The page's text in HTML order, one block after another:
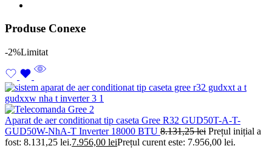
Produse Conexe
-2%Limitat
Aparat de aer conditionat tip caseta Gree R32 GUD50T-A-T-
GUD50W-NhA-T Inverter 18000 BTU 8.131,25lei Prețul inițial a
fost: 8.131,25 lei.7.956,00 leiPrețul curent este: 7.956,00 lei.